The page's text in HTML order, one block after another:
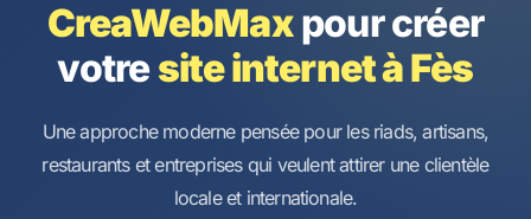
CreaWebMaxpour créer
votresite internet à Fès
Une approche moderne pensée pour les riads, artisans,
restaurants et entreprises qui veulent attirer une clientèle
locale et internationale.